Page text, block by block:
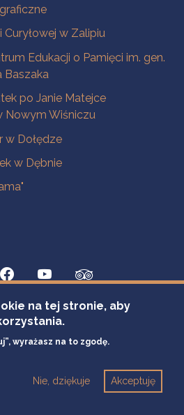
Curyłowej w Zalipiu
Edukacji o Pamięci im. gen.
Baszaka
po Janie Matejce
Nowym Wiśniczu
w Dołędze
w Dębnie
na tej stronie, aby
wyrażasz na to zgodę.
Akceptuję
Nie, dziękuje